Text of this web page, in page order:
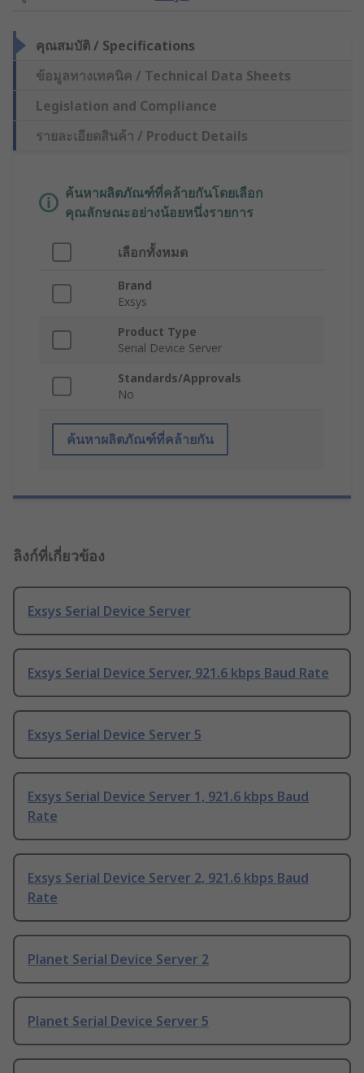
คุณสมบัติ / Specifications
ข้อมูลทางเทคนิค / Technical Data Sheets
Legislation and Compliance
รายละเอียดสินค้า / Product Details
ค้นหาผลิตภัณฑ์ที่คล้ายกันโดยเลือก
คุณลักษณะอย่างน้อยหนึ่งรายการ
เลือกทั้งหมด
Brand
Exsys
Product Type
Serial Device Server
Standards/Approvals
No
ค้นหาผลิตภัณฑ์ที่คล้ายกัน
ลิงก์ที่เกี่ยวข้อง
Exsys Serial Device Server
Exsys Serial Device Server, 921.6 kbps Baud Rate
Exsys Serial Device Server 5
Exsys Serial Device Server 1, 921.6 kbps Baud
Rate
Exsys Serial Device Server 2, 921.6 kbps Baud
Rate
Planet Serial Device Server 2
Planet Serial Device Server 5